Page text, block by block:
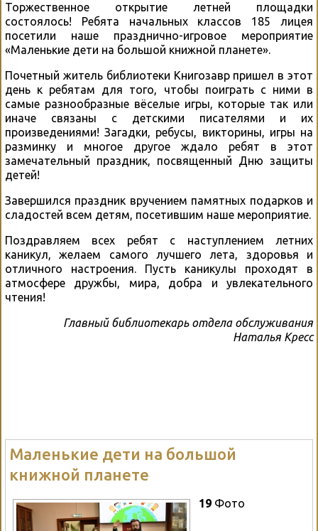
Торжественное открытие летней площадки
состоялось! Ребята начальных классов 185 лицея
посетили наше празднично-игровое мероприятие
«Маленькие дети на большой книжной планете».
Почетный житель библиотеки Книгозавр пришел в этот
день к ребятам для того, чтобы поиграть с ними в
самые разнообразные вёселые игры, которые так или
иначе связаны с детскими писателями и их
произведениями! Загадки, ребусы, викторины, игры на
разминку и многое другое ждало ребят в этот
замечательный праздник, посвященный Дню защиты
детей!
Завершился праздник вручением памятных подарков и
сладостей всем детям, посетившим наше мероприятие.
Поздравляем всех ребят с наступлением летних
каникул, желаем самого лучшего лета, здоровья и
отличного настроения. Пусть каникулы проходят в
атмосфере дружбы, мира, добра и увлекательного
чтения!
Главный библиотекарь отдела обслуживания
Наталья Кресс
Маленькие дети на большой
книжной планете
19 Фото